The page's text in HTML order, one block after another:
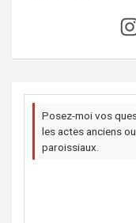
Posez-moi vos
les actes anciens
paroissiaux.